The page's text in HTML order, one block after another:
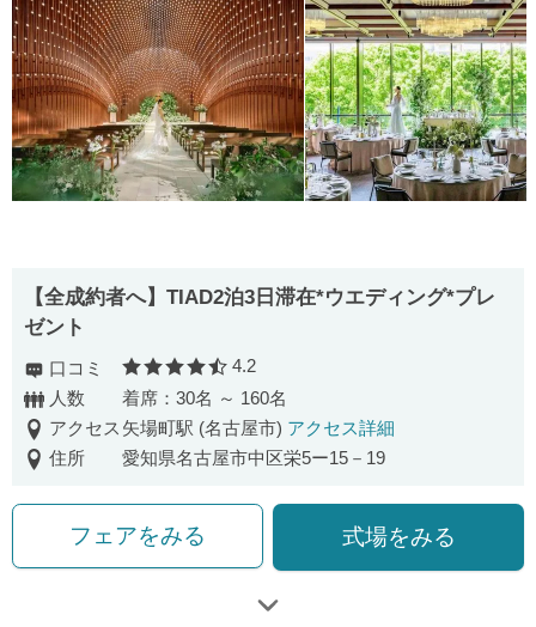
【全成約者へ】TIAD2泊3日滞在*ウエディング*プレ
ゼント
口コミ 口コミ評価
4.2
人数
着席：30名 ～ 160名
アクセス 矢場町駅 (名古屋市) アクセス詳細
住所
愛知県名古屋市中区栄5ー15－19
フェアをみる 式場をみる